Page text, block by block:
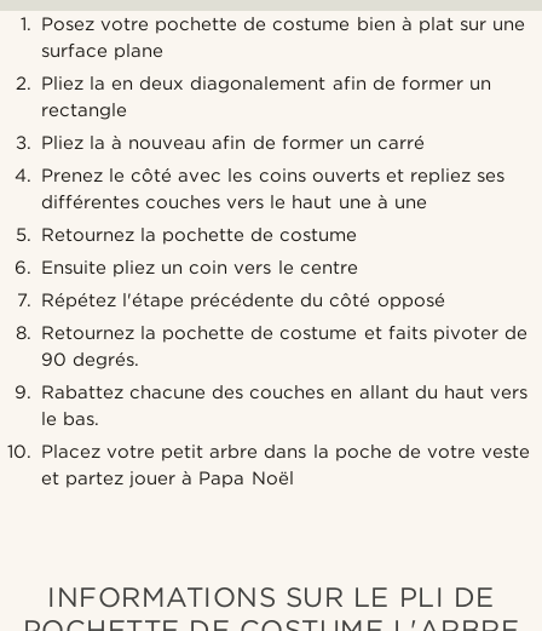
Posez votre pochette de costume bien à plat sur une
surface plane
Pliez la en deux diagonalement afin de former un
rectangle
Pliez la à nouveau afin de former un carré
Prenez le côté avec les coins ouverts et repliez ses
différentes couches vers le haut une à une
Retournez la pochette de costume
Ensuite pliez un coin vers le centre
Répétez l'étape précédente du côté opposé
Retournez la pochette de costume et faits pivoter de
90 degrés.
Rabattez chacune des couches en allant du haut vers
le bas.
Placez votre petit arbre dans la poche de votre veste
et partez jouer à Papa Noël
INFORMATIONS SUR LE PLI DE